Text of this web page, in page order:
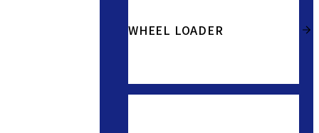
WHEEL LOADER